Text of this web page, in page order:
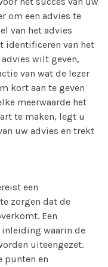
om een advies te
van het advies
identificeren van het
wilt geven,
van wat de lezer
kort aan te geven
meerwaarde het
te maken, legt u
uw advies en trekt
een
zorgen dat de
Een
waarin de
uiteengezet.
punten en